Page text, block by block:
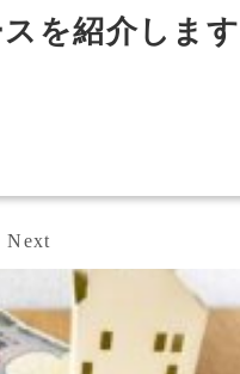
を紹介します
Next